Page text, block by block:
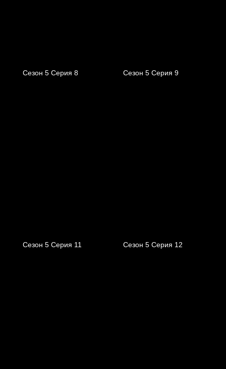
Сезон 5 Серия 8 Сезон 5 Серия 9
Сезон 5 Серия 11 Сезон 5 Серия 12